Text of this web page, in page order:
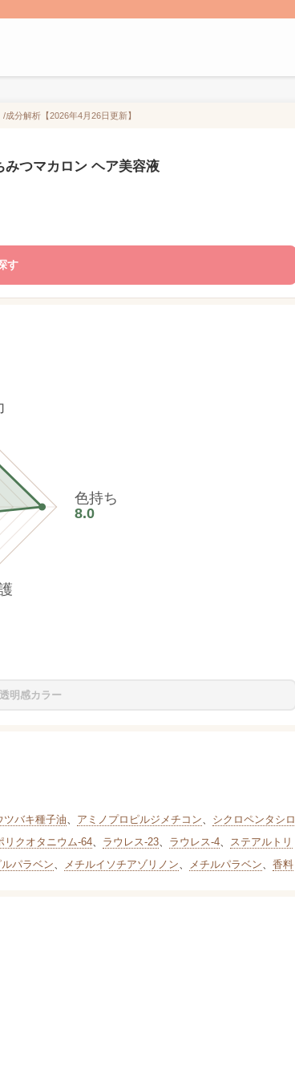
分解析【2026年4月26日更新】
つマカロン ヘア美容液
す
色持ち
8.0
透明感カラー
ツバキ種子油、 アミノプロピルジメチコン、 シクロペンタシロ
リクオタニウム-64、 ラウレス-23、 ラウレス-4、 ステアルトリ
パラベン、 メチルイソチアゾリノン、 メチルパラベン、 香料